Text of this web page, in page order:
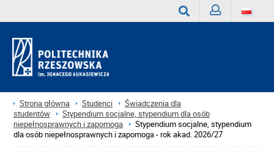
Strona główna Studenci
Świadczenia dla
studentów
Stypendium socjalne, stypendium dla osób
niepełnosprawnych i zapomoga
Stypendium socjalne, stypendium
dla osób niepełnosprawnych i zapomoga - rok akad. 2026/27